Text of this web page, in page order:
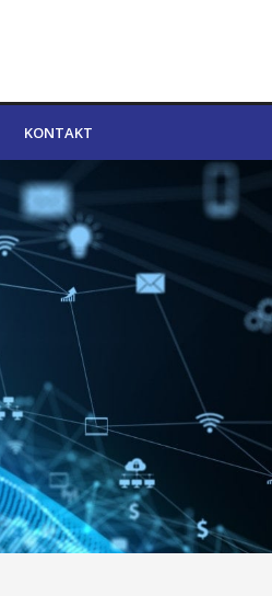
KONTAKT